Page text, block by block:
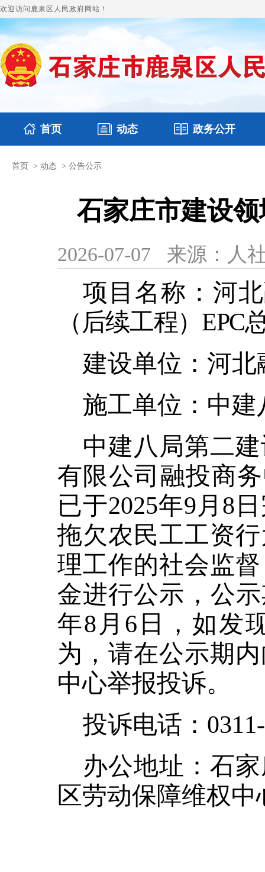
欢迎访问鹿泉区人民政府网站！
首页 动态
国务要闻
政务公开
本区文件
首页 > 动态 > 公告公示
石家庄市建设
2026-07-07 来源：人
项目名称： 河
（后续工程） EPC
建设单位：河
施工单位：中
中建八局第二
有限公司融投商
已于2025年9月8
拖欠农民工工资
理工作的社会监
金进行公示，公示
年8月6日，如发
为，请在公示期
中心举报投诉。
投诉电话： 0311-
办公地址： 石
区劳动保障维权中